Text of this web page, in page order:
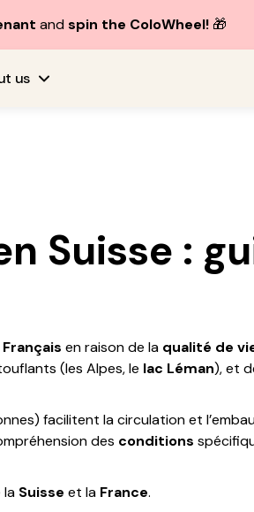
andspin the ColoWheel!🎁
us
Suisse :
Français en raison de la qualité de
(les Alpes, le lac Léman), et
facilitent la circulation et
des conditions
la Suisse et la France.